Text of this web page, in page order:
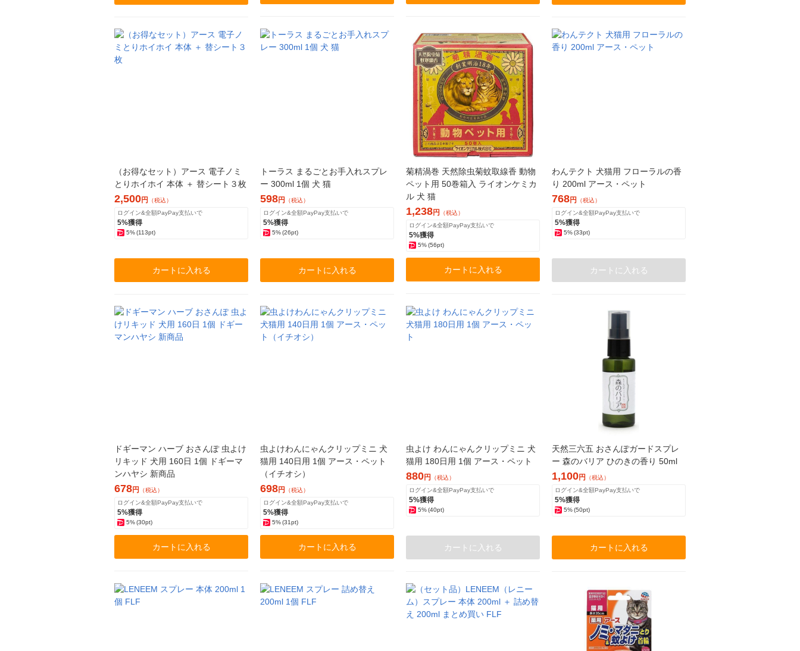
（お得なセット）アース 電子ノミ
とりホイホイ 本体 ＋ 替シート３枚
2,500円
（税込）
ログイン&全額PayPay支払いで
5%獲得
5%(113pt)
カートに入れる
トーラス まるごとお手入れスプレ
ー 300ml 1個 犬 猫
598円
（税込）
ログイン&全額PayPay支払いで
5%獲得
5%(26pt)
カートに入れる
菊精渦巻 天然除虫菊蚊取線香 動物
ペット用 50巻箱入 ライオンケミカ
ル 犬 猫
1,238円
（税込）
ログイン&全額PayPay支払いで
5%獲得
5%(56pt)
カートに入れる
わんテクト 犬猫用 フローラルの香
り 200ml アース・ペット
768円
（税込）
ログイン&全額PayPay支払いで
5%獲得
5%(33pt)
カートに入れる
ドギーマン ハーブ おさんぽ 虫よけ
リキッド 犬用 160日 1個 ドギーマ
ンハヤシ 新商品
678円
（税込）
ログイン&全額PayPay支払いで
5%獲得
5%(30pt)
カートに入れる
虫よけわんにゃんクリップミニ 犬
猫用 140日用 1個 アース・ペット
（イチオシ）
698円
（税込）
ログイン&全額PayPay支払いで
5%獲得
5%(31pt)
カートに入れる
虫よけ わんにゃんクリップミニ 犬
猫用 180日用 1個 アース・ペット
880円
（税込）
ログイン&全額PayPay支払いで
5%獲得
5%(40pt)
カートに入れる
天然三六五 おさんぽガードスプレ
ー 森のバリア ひのきの香り 50ml
1,100円
（税込）
ログイン&全額PayPay支払いで
5%獲得
5%(50pt)
カートに入れる